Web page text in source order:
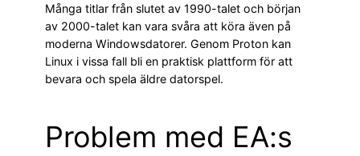
Många titlar från slutet av 1990-talet och början
av 2000-talet kan vara svåra att köra även på
moderna Windowsdatorer. Genom Proton kan
Linux i vissa fall bli en praktisk plattform för att
bevara och spela äldre datorspel.
Problem med EA:s